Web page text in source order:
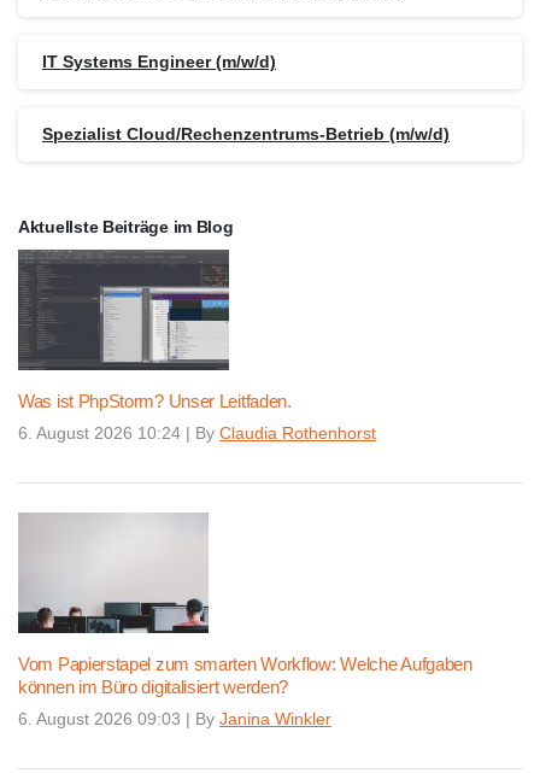
IT Systems Engineer (m/w/d)
Spezialist Cloud/Rechenzentrums-Betrieb (m/w/d)
Aktuellste Beiträge im Blog
Was ist PhpStorm? Unser Leitfaden.
6. August 2026 10:24 | By Claudia Rothenhorst
Vom Papierstapel zum smarten Workflow: Welche Aufgaben
können im Büro digitalisiert werden?
6. August 2026 09:03 | By Janina Winkler